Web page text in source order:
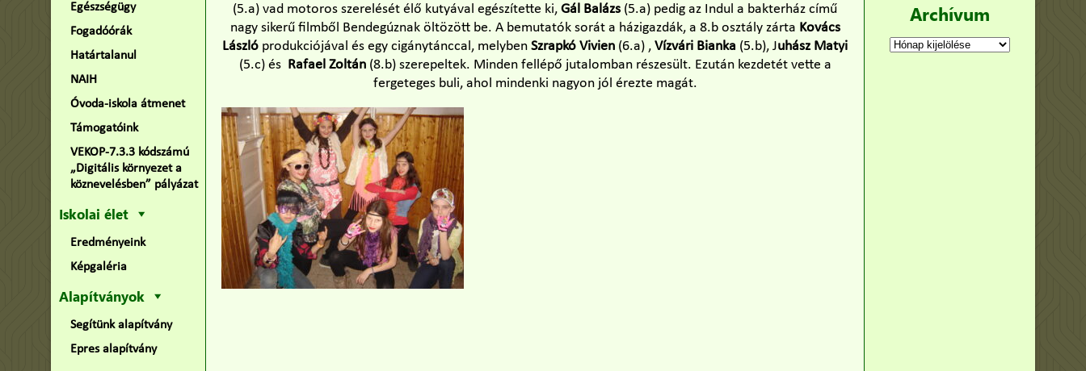
Egészségügy
Fogadóórák
Határtalanul
NAIH
Óvoda-iskola átmenet
Támogatóink
VEKOP-7.3.3 kódszámú
„Digitális környezet a
köznevelésben” pályázat
Iskolai élet
Eredményeink
Képgaléria
Alapítványok
Segítünk alapítvány
Epres alapítvány
(5.a) vad motoros szerelését élő kutyával egészítette ki, Gál Balázs (5.a) pedig az Indul a bakterház című
nagy sikerű filmből Bendegúznak öltözött be. A bemutatók sorát a házigazdák, a 8.b osztály zárta Kovács
László produkciójával és egy cigánytánccal, melyben Szrapkó Vivien (6.a) , Vízvári Bianka (5.b), Juhász Matyi
(5.c) és Rafael Zoltán(8.b) szerepeltek. Minden fellépő jutalomban részesült. Ezután kezdetét vette a
fergeteges buli, ahol mindenki nagyon jól érezte magát.
Archívum
Archívum